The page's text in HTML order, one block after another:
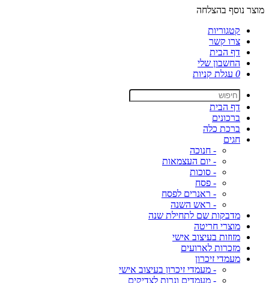
מוצר נוסף בהצלחה
קטגוריות
צרו קשר
דף הבית
החשבון שלי
0 עגלת קניות
דף הבית
ברכונים
ברכת כלה
חגים
- חנוכה
- יום העצמאות
- סוכות
- פסח
- ראנרים לפסח
- ראש השנה
מדבקות שם לתחילת שנה
מוצרי חריטה
מזוזות בעיצוב אישי
מזכרות לארועים
מעמדי זיכרון
- מעמדי זיכרון בעיצוב אישי
- מעמדים ונרות לצדיקים